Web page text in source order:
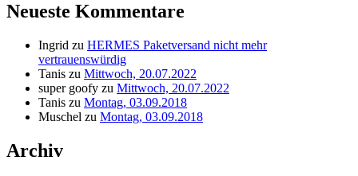
Neueste Kommentare
Ingrid zu HERMES Paketversand nicht mehr
vertrauenswürdig
Tanis zu Mittwoch, 20.07.2022
super goofy zu Mittwoch, 20.07.2022
Tanis zu Montag, 03.09.2018
Muschel zu Montag, 03.09.2018
Archiv